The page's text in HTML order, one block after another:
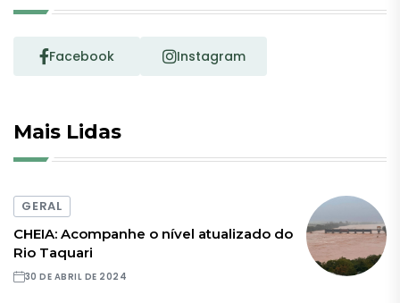
Facebook Instagram
Mais Lidas
GERAL
CHEIA: Acompanhe o nível atualizado do
Rio Taquari
30 DE ABRIL DE 2024